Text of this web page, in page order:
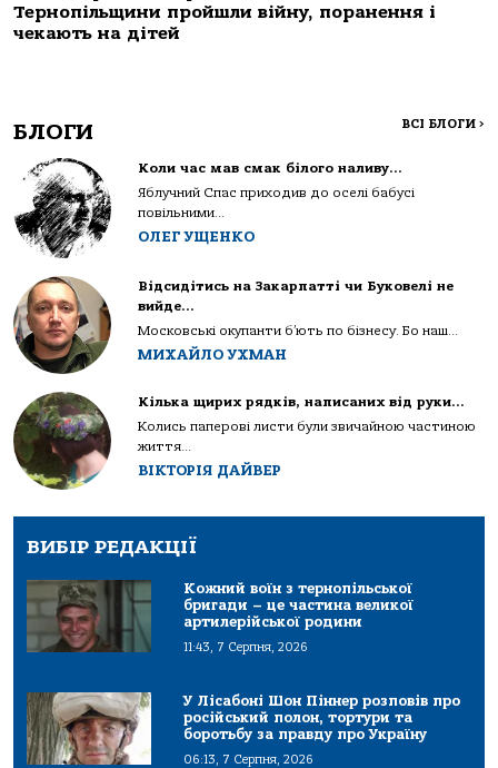
Тернопільщини пройшли війну, поранення і
чекають на дітей
БЛОГИ ВСІ БЛОГИ >
Коли час мав смак білого наливу…
Яблучний Спас приходив до оселі бабусі
повільними...
ОЛЕГ УЩЕНКО
Відсидітись на Закарпатті чи Буковелі не
вийде…
Московські окупанти б’ють по бізнесу. Бо наш...
МИХАЙЛО УХМАН
Кілька щирих рядків, написаних від руки…
Колись паперові листи були звичайною частиною
життя...
ВІКТОРІЯ ДАЙВЕР
ВИБІР РЕДАКЦІЇ
Кожний воїн з тернопільської
бригади – це частина великої
артилерійської родини
11:43, 7 Серпня, 2026
У Лісабоні Шон Піннер розповів про
російський полон, тортури та
боротьбу за правду про Україну
06:13, 7 Серпня, 2026